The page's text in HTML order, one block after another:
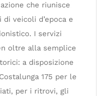
che riunisce
veicoli d’epoca e
I servizi
oltre alla semplice
a disposizione
175 per le
per i ritrovi, gli